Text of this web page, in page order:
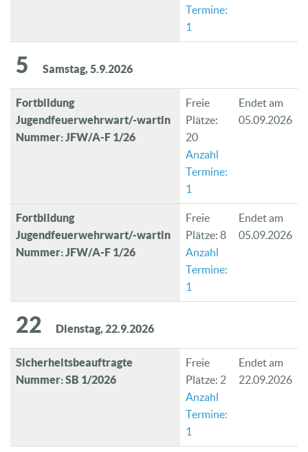
Termine:
1
5 Samstag, 5.9.2026
Fortbildung
Jugendfeuerwehrwart/-wartin
Nummer: JFW/A-F 1/26
Freie
Plätze:
20
Anzahl
Termine:
1
Endet am
05.09.2026
Fortbildung
Jugendfeuerwehrwart/-wartin
Nummer: JFW/A-F 1/26
Freie
Plätze: 8
Anzahl
Termine:
1
Endet am
05.09.2026
22 Dienstag, 22.9.2026
Sicherheitsbeauftragte
Nummer: SB 1/2026
Freie
Plätze: 2
Anzahl
Termine:
1
Endet am
22.09.2026